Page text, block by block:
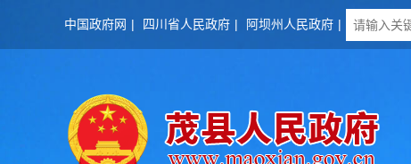
中国政府网 | 四川省人民政府 | 阿坝州人民政府 |